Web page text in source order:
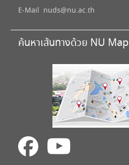
E-Mail nuds@nu.ac.th
ค้นหาเส้นทางด้วย NU Map